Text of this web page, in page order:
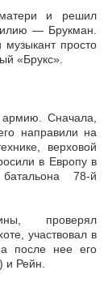
и решил
— Брукман.
просто
«Брукс».
армию. Сначала,
направили на
верховой
в Европу в
78-й
проверял
участвовал в
после нее его
и Рейн.